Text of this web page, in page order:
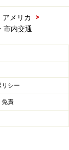
アメリカ
>
市内交通
シー
免責